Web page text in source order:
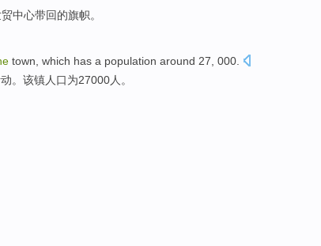
中心带回的旗帜。
town, which has a population around 27, 000.
。该镇人口为27000人。